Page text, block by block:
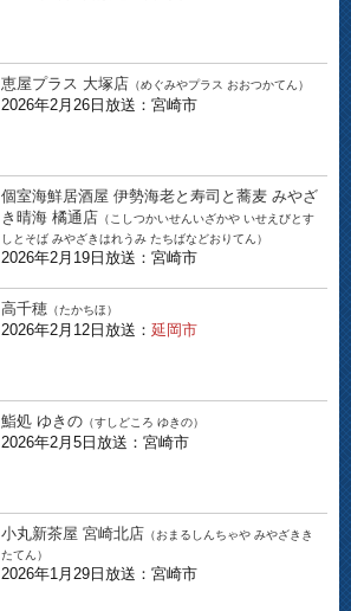
恵屋プラス 大塚店 （めぐみやプラス おおつかてん）
2026年2月26日放送：宮崎市
個室海鮮居酒屋 伊勢海老と寿司と蕎麦 みやざ
き晴海 橘通店 （こしつかいせんいざかや いせえびとす
しとそば みやざきはれうみ たちばなどおりてん）
2026年2月19日放送：宮崎市
高千穂 （たかちほ）
2026年2月12日放送： 延岡市
鮨処 ゆきの （すしどころ ゆきの）
2026年2月5日放送：宮崎市
小丸新茶屋 宮崎北店 （おまるしんちゃや みやざきき
たてん）
2026年1月29日放送：宮崎市